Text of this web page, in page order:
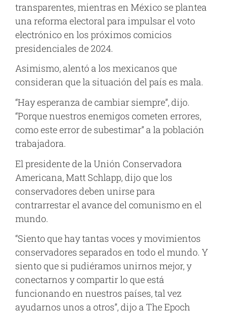
transparentes, mientras en México se plantea
una reforma electoral para impulsar el voto
electrónico en los próximos comicios
presidenciales de 2024.
Asimismo, alentó a los mexicanos que
consideran que la situación del país es mala.
“Hay esperanza de cambiar siempre”, dijo.
“Porque nuestros enemigos cometen errores,
como este error de subestimar” a la población
trabajadora.
El presidente de la Unión Conservadora
Americana, Matt Schlapp, dijo que los
conservadores deben unirse para
contrarrestar el avance del comunismo en el
mundo.
“Siento que hay tantas voces y movimientos
conservadores separados en todo el mundo. Y
siento que si pudiéramos unirnos mejor, y
conectarnos y compartir lo que está
funcionando en nuestros países, tal vez
ayudarnos unos a otros”, dijo a The Epoch